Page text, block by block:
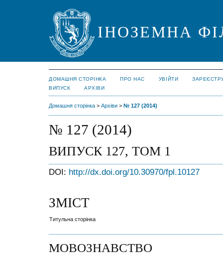
ІНОЗЕМНА
ДОМАШНЯ СТОРІНКА ПРО НАС УВІЙТИ
ВИПУСК
АРХІВИ
Домашня сторінка > Архіви > № 127 (2014)
№ 127 (2014)
ВИПУСК 127, ТОМ 1
DOI: http://dx.doi.org/10.30970/fpl.10127
ЗМІСТ
Титульна сторінка
МОВОЗНАВСТВО